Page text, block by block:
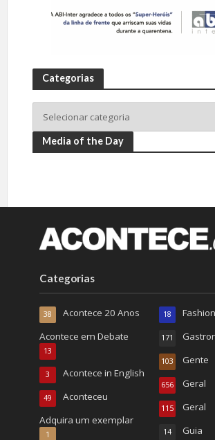
Categorias
Media of the Day
Categorias
Acontece 20 Anos
38
Acontece em Debate
13
Acontece in English
3
Aconteceu
49
Adquira um exemplar
1
18
171
Gente
103
Geral
656
Geral
115
Guia
14